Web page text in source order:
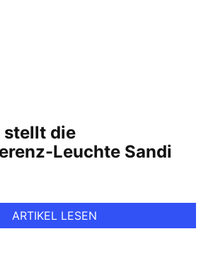
stellt die
Leuchte Sandi
ARTIKEL LESEN